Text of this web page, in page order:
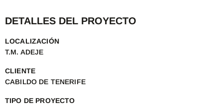
DETALLES DEL PROYECTO
LOCALIZACIÓN
T.M. ADEJE
CLIENTE
CABILDO DE TENERIFE
TIPO DE PROYECTO